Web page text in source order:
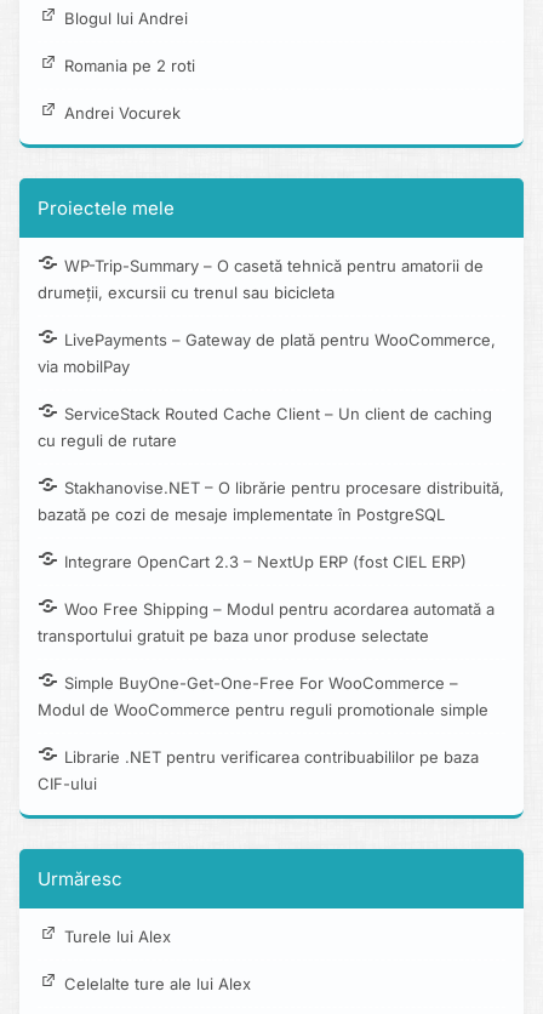
Blogul lui Andrei
Romania pe 2 roti
Andrei Vocurek
Proiectele mele
WP-Trip-Summary – O casetă tehnică pentru amatorii de
drumeții, excursii cu trenul sau bicicleta
LivePayments – Gateway de plată pentru WooCommerce,
via mobilPay
ServiceStack Routed Cache Client – Un client de caching
cu reguli de rutare
Stakhanovise.NET – O librărie pentru procesare distribuită,
bazată pe cozi de mesaje implementate în PostgreSQL
Integrare OpenCart 2.3 – NextUp ERP (fost CIEL ERP)
Woo Free Shipping – Modul pentru acordarea automată a
transportului gratuit pe baza unor produse selectate
Simple BuyOne-Get-One-Free For WooCommerce –
Modul de WooCommerce pentru reguli promotionale simple
Librarie .NET pentru verificarea contribuabililor pe baza
CIF-ului
Urmăresc
Turele lui Alex
Celelalte ture ale lui Alex